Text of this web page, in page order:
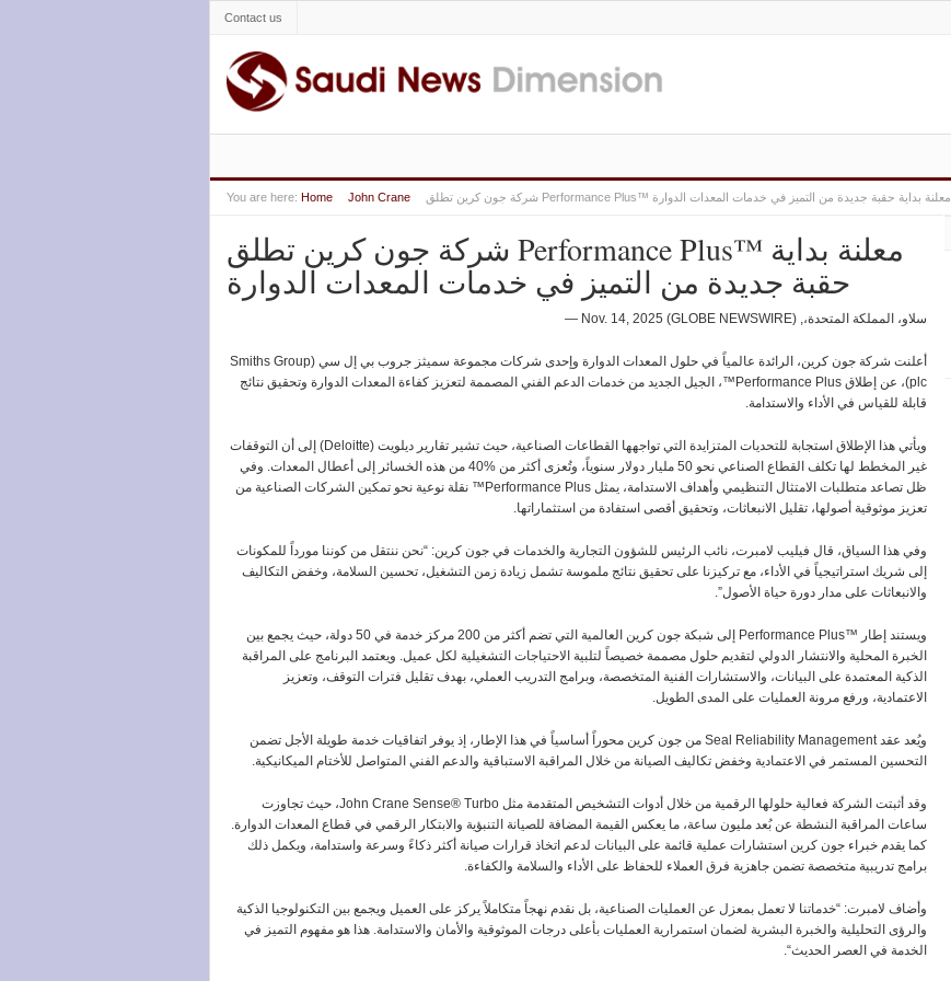
Contact us
You are here: Home John Crane شركة جون كرين تطلق Performance Plus™ معلنة بداية حقبة جديدة من التميز في خدمات المعدات الدوارة
شركة جون كرين تطلق Performance Plus™ معلنة بداية
حقبة جديدة من التميز في خدمات المعدات الدوارة
سلاو، المملكة المتحدة،, Nov. 14, 2025 (GLOBE NEWSWIRE) —
أعلنت شركة جون كرين، الرائدة عالمياً في حلول المعدات الدوارة وإحدى شركات مجموعة سميثز جروب بي إل سي (
Smiths Group
plc
)، عن إطلاق Performance Plus
™، الجيل الجديد من خدمات الدعم الفني المصممة لتعزيز كفاءة المعدات الدوارة وتحقيق نتائج
قابلة للقياس في الأداء والاستدامة.
ويأتي هذا الإطلاق استجابة للتحديات المتزايدة التي تواجهها القطاعات الصناعية، حيث تشير تقارير ديلويت (Deloitte
) إلى أن التوقفات
غير
المخطط لها تكلف القطاع الصناعي نحو مليار دولار سنوياً، وتُعزى أكثر من من هذه الخسائر إلى أعطال المعدات. وفي
ظل تصاعد متطلبات الامتثال التنظيمي وأهداف الاستدامة، يمثل Performance Plus
™ نقلة نوعية نحو تمكين الشركات الصناعية من
تعزيز موثوقية أصولها، تقليل الانبعاثات، وتحقيق أقصى استفادة من استثماراتها.
وفي هذا السياق، قال فيليب لامبرت، نائب الرئيس للشؤون التجارية والخدمات في جون كرين: “نحن ننتقل من كوننا مورداً للمكونات
إلى شريك استراتيجياً في الأداء، مع تركيزنا على تحقيق نتائج ملموسة تشمل زيادة زمن التشغيل، تحسين السلامة، وخفض التكاليف
والانبعاثات على مدار دورة حياة الأصول.”
ويستند إطار Performance Plus™ إلى شبكة جون كرين العالمية التي تضم أكثر من مركز خدمة في دولة، حيث يجمع بين
الخبرة المحلية والانتشار الدولي لتقديم حلول مصممة خصيصاً لتلبية الاحتياجات التشغيلية لكل عميل. ويعتمد البرنامج على المراقبة
الذكية المعتمدة على البيانات، والاستشارات الفنية المتخصصة، وبرامج التدريب العملي، بهدف تقليل فترات التوقف، وتعزيز
الاعتمادية، ورفع مرونة العمليات على المدى الطويل.
ويُعد عقد Seal Reliability Management من جون كرين محوراً أساسياً في هذا الإطار، إذ يوفر اتفاقيات خدمة طويلة الأجل تضمن
التحسين المستمر في الاعتمادية وخفض تكاليف الصيانة من خلال المراقبة الاستباقية والدعم الفني المتواصل للأختام الميكانيكية.
وقد أثبتت الشركة فعالية حلولها الرقمية من خلال أدوات التشخيص المتقدمة مثل John Crane Sense® Turbo، حيث تجاوزت
ساعات المراقبة النشطة عن بُعد مليون ساعة، ما يعكس القيمة المضافة للصيانة التنبؤية والابتكار الرقمي في قطاع المعدات الدوارة.
كما يقدم خبراء جون كرين استشارات عملية قائمة على البيانات لدعم اتخاذ قرارات صيانة أكثر ذكاءً وسرعة واستدامة، ويكمل ذلك
برامج تدريبية متخصصة تضمن جاهزية فرق العملاء للحفاظ على الأداء والسلامة والكفاءة.
وأضاف لامبرت: “خدماتنا لا تعمل بمعزل عن العمليات الصناعية، بل نقدم نهجاً متكاملاً يركز على العميل ويجمع بين التكنولوجيا الذكية
والرؤى التحليلية والخبرة البشرية لضمان استمرارية العمليات بأعلى درجات الموثوقية والأمان والاستدامة. هذا هو مفهوم التميز في
الخدمة في العصر الحديث“.